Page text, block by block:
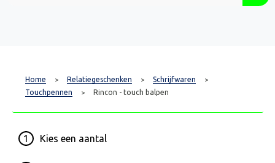
Home > Relatiegeschenken > Schrijfwaren >
Touchpennen > Rincon - touch balpen
1 Kies een aantal